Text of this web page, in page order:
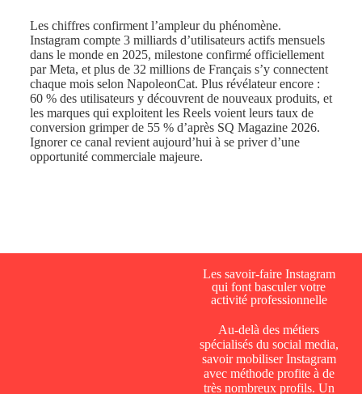
Les chiffres confirment l’ampleur du phénomène.
Instagram compte 3 milliards d’utilisateurs actifs mensuels
dans le monde en 2025, milestone confirmé officiellement
par Meta, et plus de 32 millions de Français s’y connectent
chaque mois selon NapoleonCat. Plus révélateur encore :
60 % des utilisateurs y découvrent de nouveaux produits, et
les marques qui exploitent les Reels voient leurs taux de
conversion grimper de 55 % d’après SQ Magazine 2026.
Ignorer ce canal revient aujourd’hui à se priver d’une
opportunité commerciale majeure.
Les savoir-faire Instagram
qui font basculer votre
activité professionnelle
Au-delà des métiers
spécialisés du social media,
savoir mobiliser Instagram
avec méthode profite à de
très nombreux profils. Un